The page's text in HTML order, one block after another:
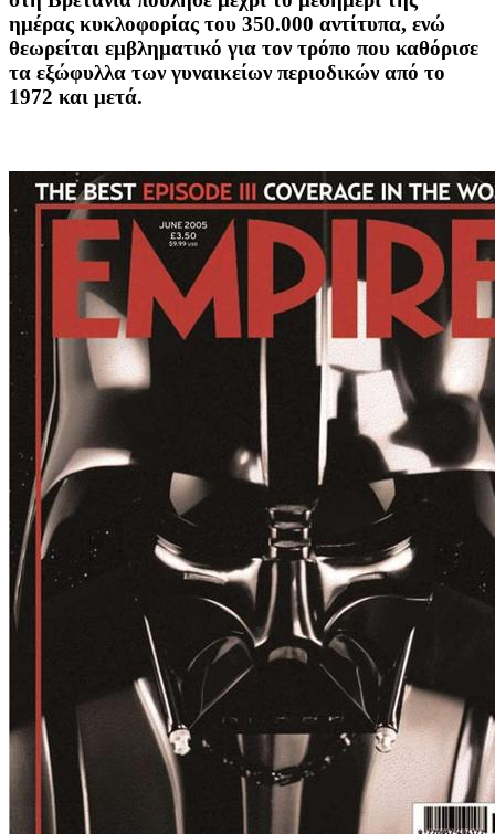
ημέρας κυκλοφορίας του 350.000 αντίτυπα, ενώ
θεωρείται εμβληματικό για τον τρόπο που καθόρισε
τα εξώφυλλα των γυναικείων περιοδικών από το
1972 και μετά.